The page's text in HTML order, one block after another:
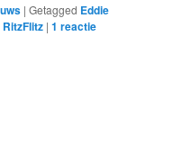
|Getagged Eddie
RitzFlitz |1 reactie